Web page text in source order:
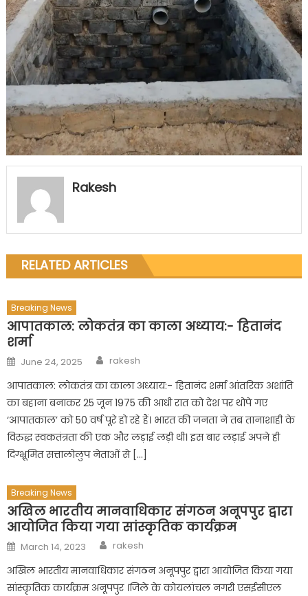
Rakesh
RELATED ARTICLES
Breaking News
आपातकाल: लोकतंत्र का काला अध्याय:- हितानंद
शर्मा
Posted
on
June 24, 2025 Author
rakesh
आपातकाल: लोकतंत्र का काला अध्याय:- हितानंद शर्मा आंतरिक अशांति
का बहाना बनाकर 25 जून 1975 की आधी रात को देश पर थोपे गए
‘आपातकाल’ को 50 वर्ष पूरे हो रहे हैं। भारत की जनता ने तब तानाशाही के
विरुद्ध स्वकतंत्रता की एक और लड़ाई लड़ी थी। इस बार लड़ाई अपने ही
दिग्भ्रूमित सत्तालोलुप नेताओं से […]
Breaking News
अखिल भारतीय मानवाधिकार संगठन अनूपपुर द्वारा
आयोजित किया गया सांस्कृतिक कार्यक्रम
Posted
on
March 14, 2023 Author
rakesh
अखिल भारतीय मानवाधिकार संगठन अनूपपुर द्वारा आयोजित किया गया
सांस्कृतिक कार्यक्रम अनूपपुर ।जिले के कोयलांचल नगरी एसईसीएल